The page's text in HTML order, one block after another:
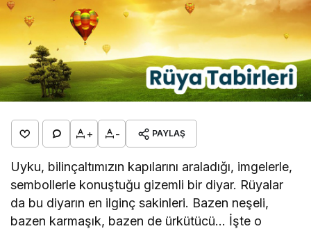
+ - PAYLAŞ
Uyku, bilinçaltımızın kapılarını araladığı, imgelerle,
sembollerle konuştuğu gizemli bir diyar. Rüyalar
da bu diyarın en ilginç sakinleri. Bazen neşeli,
bazen karmaşık, bazen de ürkütücü… İşte o